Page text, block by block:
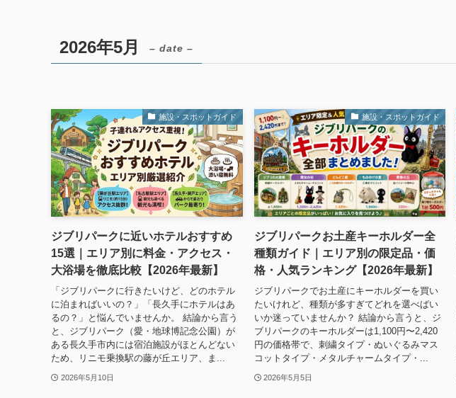
2026年5月 – date –
施設・スポットガイド
ジブリパークに近いホテルおすすめ
15選｜エリア別に料金・アクセス・
大浴場を徹底比較【2026年最新】
「ジブリパークに行きたいけど、どのホテル
に泊まればいいの？」「長久手にホテルはあ
るの？」と悩んでいませんか。 結論から言う
と、ジブリパーク（愛・地球博記念公園）が
ある長久手市内には宿泊施設がほとんどない
ため、リニモ乗換駅の藤が丘エリア、ま...
2026年5月10日
施設・スポットガイド
ジブリパークお土産キーホルダー全
種類ガイド｜エリア別の限定品・価
格・人気ランキング【2026年最新】
ジブリパークでお土産にキーホルダーを買い
たいけれど、種類が多すぎてどれを選べばい
いか迷っていませんか？ 結論から言うと、ジ
ブリパークのキーホルダーは1,100円〜2,420
円の価格帯で、刺繍タイプ・ぬいぐるみマス
コットタイプ・メタルチャームタイプ・...
2026年5月5日